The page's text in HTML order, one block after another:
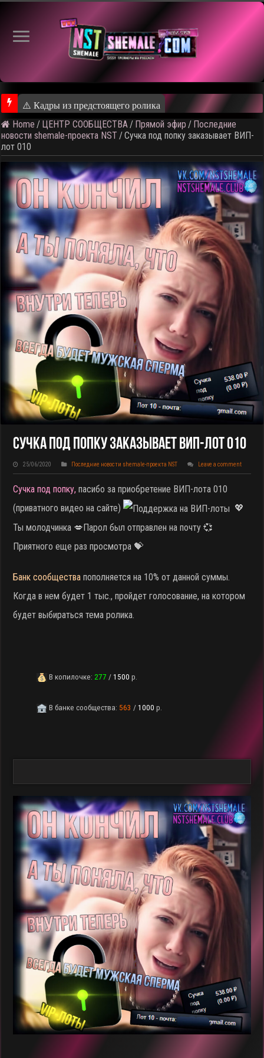
⚠️ Кадры из предстоящего ролика
Home / ЦЕНТР СООБЩЕСТВА / Прямой эфир / Последние
новости shemale-проекта NST /Сучка под попку заказывает ВИП-
лот 010
Сучка Под Попку Заказывает ВИП-Лот 010
25/06/2020 Последние новости shemale-проекта NST Leave a comment
Сучка под попку,пасибо за приобретение ВИП-лота 010
(приватного видео на сайте)
💖
Ты молодчинка 💋Парол был отправлен на почту 💞
Приятного еще раз просмотра 💝
Банк сообщества пополняется на 10% от данной суммы.
Когда в нем будет 1 тыс., пройдет голосование, на котором
будет выбираться тема ролика.
В копилочке:277 /1500р.
В банке сообщества: 563/1000р.